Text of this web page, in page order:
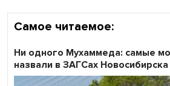
Самое читаемое:
Ни одного Мухаммеда: самые
назвали в ЗАГСах Новосибирска